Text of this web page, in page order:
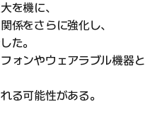
を機に、
係をさらに強化し、
た。
ォンやウェアラブル機器と
る可能性がある。